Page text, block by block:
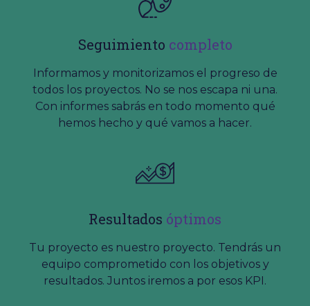
Seguimiento completo
Informamos y monitorizamos el progreso de
todos los proyectos. No se nos escapa ni una.
Con informes sabrás en todo momento qué
hemos hecho y qué vamos a hacer.
Resultados óptimos
Tu proyecto es nuestro proyecto. Tendrás un
equipo comprometido con los objetivos y
resultados. Juntos iremos a por esos KPI.